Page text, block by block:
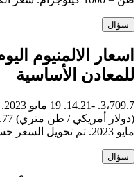
سؤال
اسعار الالمنيوم
للمعادن الأساسية
مايو 2023. تم تحويل السعر حسب سعر الصرف لذلك
سؤال